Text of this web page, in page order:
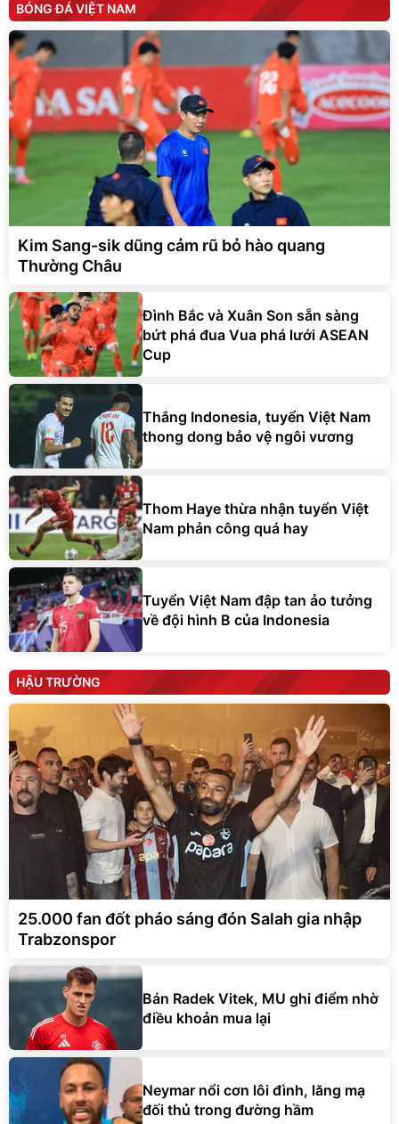
BÓNG ĐÁ VIỆT NAM
Kim Sang-sik dũng cảm rũ bỏ hào quang
Thường Châu
Đình Bắc và Xuân Son sẵn sàng
bứt phá đua Vua phá lưới ASEAN
Cup
Thắng Indonesia, tuyển Việt Nam
thong dong bảo vệ ngôi vương
Thom Haye thừa nhận tuyển Việt
Nam phản công quá hay
Tuyển Việt Nam đập tan ảo tưởng
về đội hình B của Indonesia
HẬU TRƯỜNG
25.000 fan đốt pháo sáng đón Salah gia nhập
Trabzonspor
Bán Radek Vitek, MU ghi điểm nhờ
điều khoản mua lại
Neymar nổi cơn lôi đình, lăng mạ
đối thủ trong đường hầm